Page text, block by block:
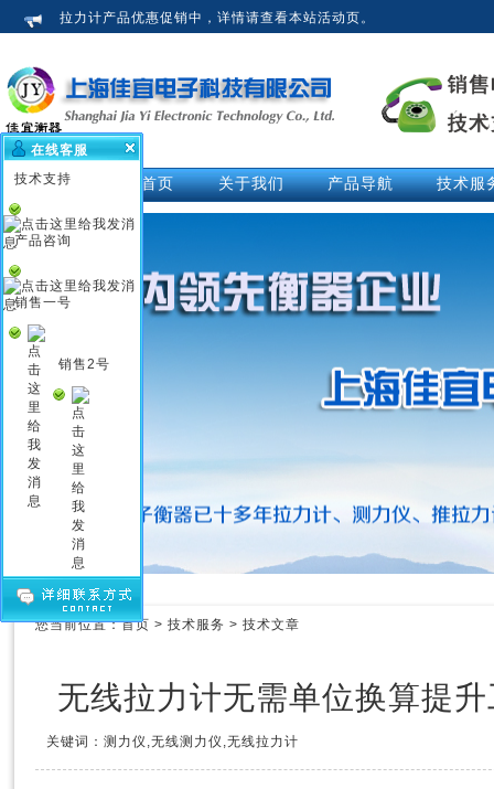
拉力计产品优惠促销中，详情请查看本站活动页。
网站首页 关于我们
公司介绍
行业知识
企业文化
产品导航
拉力计
推拉力计
数显拉力计
电子测力计
电子测力仪
无线测力计
无线拉力计
压力测力计
技术服
技术文
您当前位置：首页 > 技术服务 > 技术文章
无线拉力计无需单位换算提
关键词：测力仪,无线测力仪,无线拉力计
在线客服
技术支持
产品咨询
销售一号
销售2号